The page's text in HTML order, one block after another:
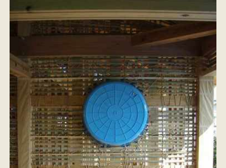
オンラインショップ